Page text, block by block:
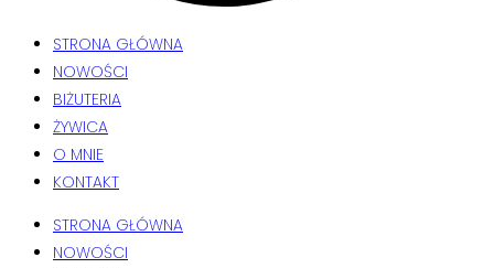
STRONA GŁÓWNA
NOWOŚCI
BIŻUTERIA
ŻYWICA
O MNIE
KONTAKT
STRONA GŁÓWNA
NOWOŚCI